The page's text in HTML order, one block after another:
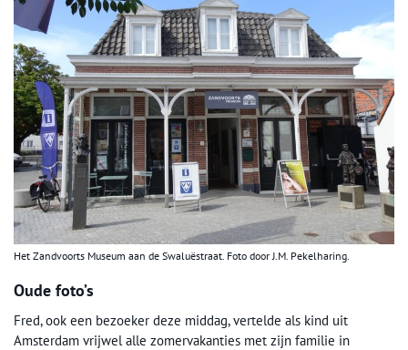
Het Zandvoorts Museum aan de Swaluëstraat. Foto door J.M. Pekelharing.
Oude foto’s
Fred, ook een bezoeker deze middag, vertelde als kind uit
Amsterdam vrijwel alle zomervakanties met zijn familie in